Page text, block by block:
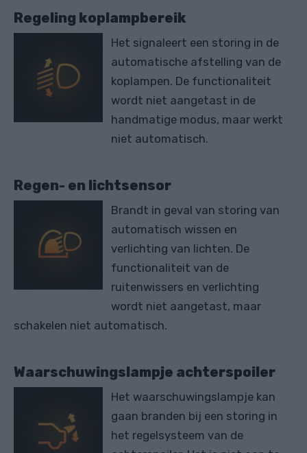
Regeling koplampbereik
Het signaleert een storing in de
automatische afstelling van de
koplampen. De functionaliteit
wordt niet aangetast in de
handmatige modus, maar werkt
niet automatisch.
Regen- en lichtsensor
Brandt in geval van storing van
automatisch wissen en
verlichting van lichten. De
functionaliteit van de
ruitenwissers en verlichting
wordt niet aangetast, maar
schakelen niet automatisch.
Waarschuwingslampje achterspoiler
Het waarschuwingslampje kan
gaan branden bij een storing in
het regelsysteem van de